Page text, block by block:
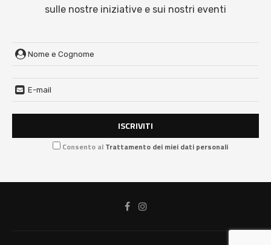
sulle nostre iniziative e sui nostri eventi
Consento al Trattamento dei miei dati personali